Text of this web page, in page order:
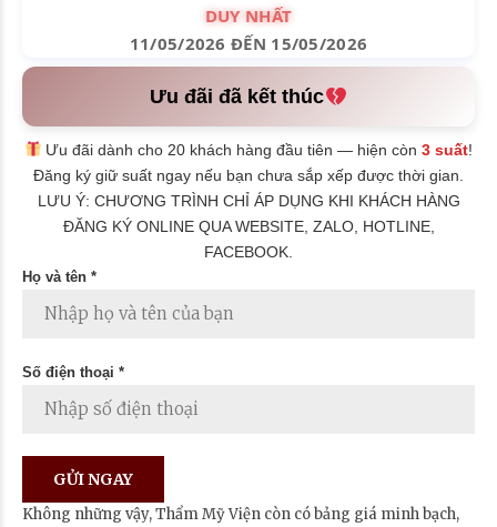
DUY NHẤT
11/05/2026 ĐẾN 15/05/2026
Ưu đãi đã kết thúc
Ưu đãi dành cho 20 khách hàng đầu tiên — hiện còn3 suất!
Đăng ký giữ suất ngay nếu bạn chưa sắp xếp được thời gian.
LƯU Ý: CHƯƠNG TRÌNH CHỈ ÁP DỤNG KHI KHÁCH HÀNG
ĐĂNG KÝ ONLINE QUA WEBSITE, ZALO, HOTLINE,
FACEBOOK.
Họ và tên *
Số điện thoại *
Không những vậy, Thẩm Mỹ Viện còn có bảng giá minh bạch,